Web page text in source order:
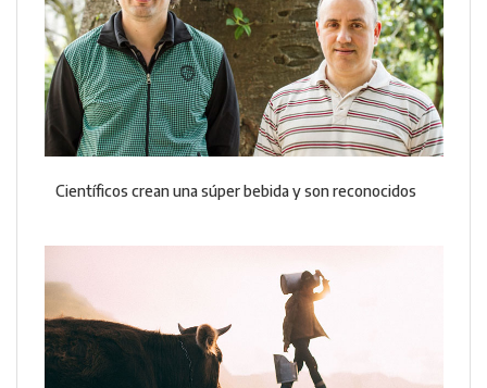
Científicos crean una súper bebida y son reconocidos